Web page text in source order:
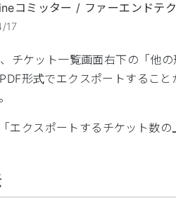
コミッター / ファーエンドテ
17
チケット一覧画面右下の「他
形式でエクスポートするこ
エクスポートするチケット数の